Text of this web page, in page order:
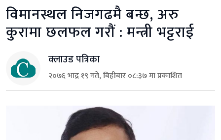
विमानस्थल निजगढमै बन्छ, अरु
कुरामा छलफल गरौं : मन्त्री भट्टराई
क्लाउड पत्रिका
२०७६ भाद्र १९ गते, बिहीबार ०८:३७ मा प्रकाशित